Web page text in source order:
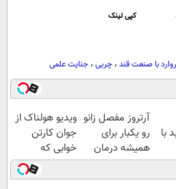
کپی لینک
با صنعت قند ، چربی ، جنایت علمی
با
آرتروز مفصل زانو
رو یکبار برای
همیشه درمان
کن!
◗پرسش‌نامه◖
ویدیو هولناک از
جوان کارتن
خوابی که
میلیاردر شد.
آموزش رایگان